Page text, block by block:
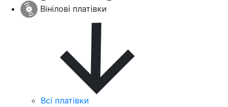
Вінілові платівки
Всі платівки